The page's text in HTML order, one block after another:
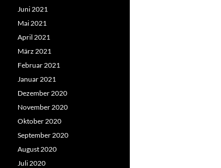
Juni 2021
Mai 2021
April 2021
März 2021
Februar 2021
Januar 2021
Dezember 2020
November 2020
Oktober 2020
September 2020
August 2020
Juli 2020